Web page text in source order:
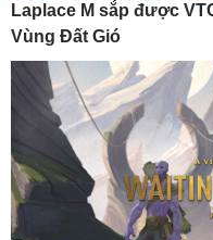
Laplace M sắp được
Vùng Đất Gió